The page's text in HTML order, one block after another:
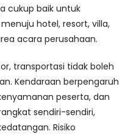
cukup baik untuk
hotel, resort, villa,
acara perusahaan.
transportasi tidak boleh
Kendaraan berpengaruh
peserta, dan
sendiri-sendiri,
Risiko